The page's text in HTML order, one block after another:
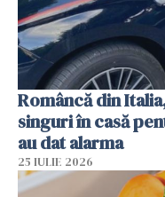
Româncă din
singuri în casă
au dat alarma
25 IULIE 2026